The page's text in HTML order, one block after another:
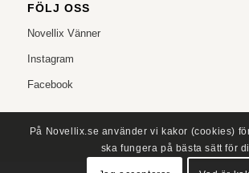
FÖLJ OSS
Novellix Vänner
Instagram
Facebook
På Novellix.se använder vi kakor (cookies)
ska fungera på bästa sätt för